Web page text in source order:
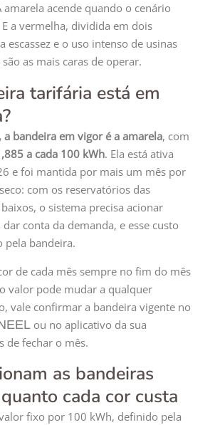
amarela acende quando o cenário
a vermelha, dividida em dois
escassez e o uso intenso de usinas
as mais caras de operar.
tarifária está em
bandeira em vigor é a amarela, com
a cada 100 kWh. Ela está ativa
e foi mantida por mais um mês por
com os reservatórios das
o sistema precisa acionar
conta da demanda, e esse custo
pela bandeira.
de cada mês sempre no fim do mês
valor pode mudar a qualquer
vale confirmar a bandeira vigente no
ou no aplicativo da sua
de fechar o mês.
as bandeiras
cada cor custa
fixo por 100 kWh, definido pela